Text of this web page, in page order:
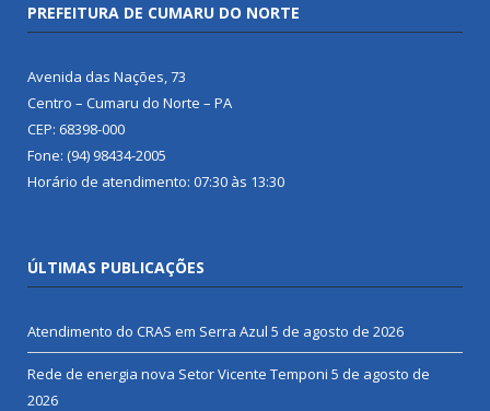
PREFEITURA DE CUMARU DO NORTE
Avenida das Nações, 73
Centro – Cumaru do Norte – PA
CEP: 68398-000
Fone: (94) 98434-2005
Horário de atendimento: 07:30 às 13:30
ÚLTIMAS PUBLICAÇÕES
Atendimento do CRAS em Serra Azul 5 de agosto de 2026
Rede de energia nova Setor Vicente Temponi 5 de agosto de
2026